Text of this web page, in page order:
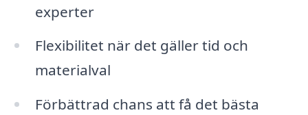
experter
Flexibilitet när det gäller tid och
materialval
Förbättrad chans att få det bästa